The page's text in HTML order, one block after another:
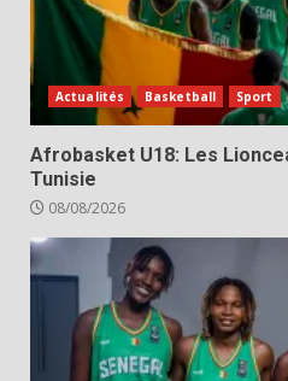
Actualités Basketball Sport
Afrobasket U18: Les
Tunisie
08/08/2026